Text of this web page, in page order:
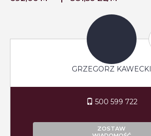
GRZEGORZ KAWECKI
500 599 722
ZOSTAW